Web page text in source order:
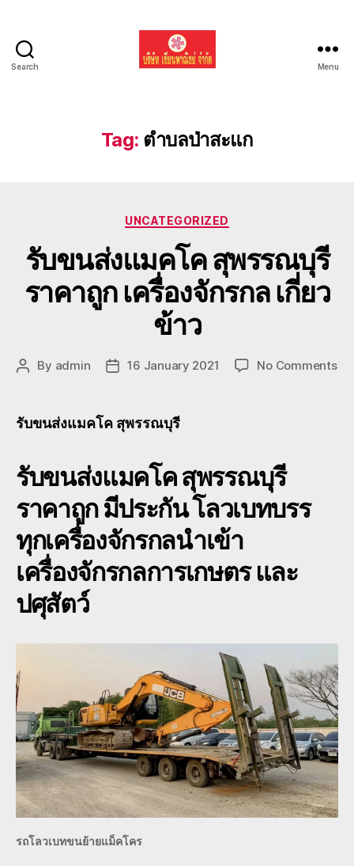
Search
รถ
แบค
Menu
Tag: ตำบลป่าสะแก
Categories
UNCATEGORIZED
รับขนส่งแมคโค สุพรรณบุรี
ราคาถูก เครื่องจักรกล เกี่ยว
ข้าว
Post
By admin
Post16 January 2021 No Commentson
รับขนส่งแมคโค สุพรรณบุรี
รับขนส่งแมคโค สุพรรณบุรี
ราคาถูก มีประกัน โลวเบทบรร
ทุกเครื่องจักรกลนำเข้า
เครื่องจักรกลการเกษตร และ
ปศุสัตว์
รถโลวเบทขนย้ายแม็คโคร